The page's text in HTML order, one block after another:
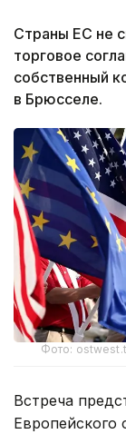
Страны ЕС не
торговое
собственный
в Брюсселе.
Фото:
Встреча
Европейского